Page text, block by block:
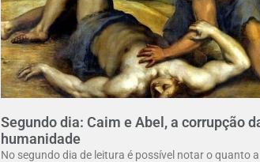
Segundo dia: Caim e Abel, a corrupção
humanidade
No segundo dia de leitura é possível notar o quanto a